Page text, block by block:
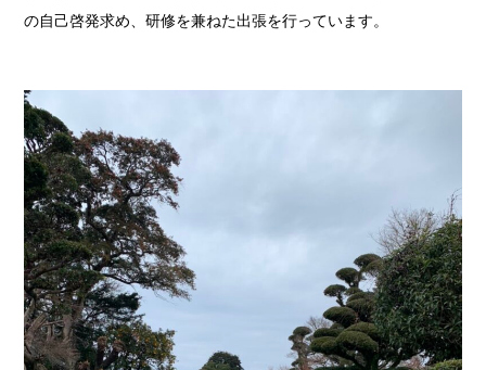
の自己啓発求め、研修を兼ねた出張を行っています。